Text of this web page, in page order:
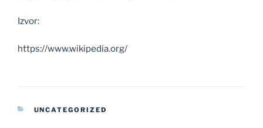
Izvor:
https://www.wikipedia.org/
CATEGORIES
UNCATEGORIZED